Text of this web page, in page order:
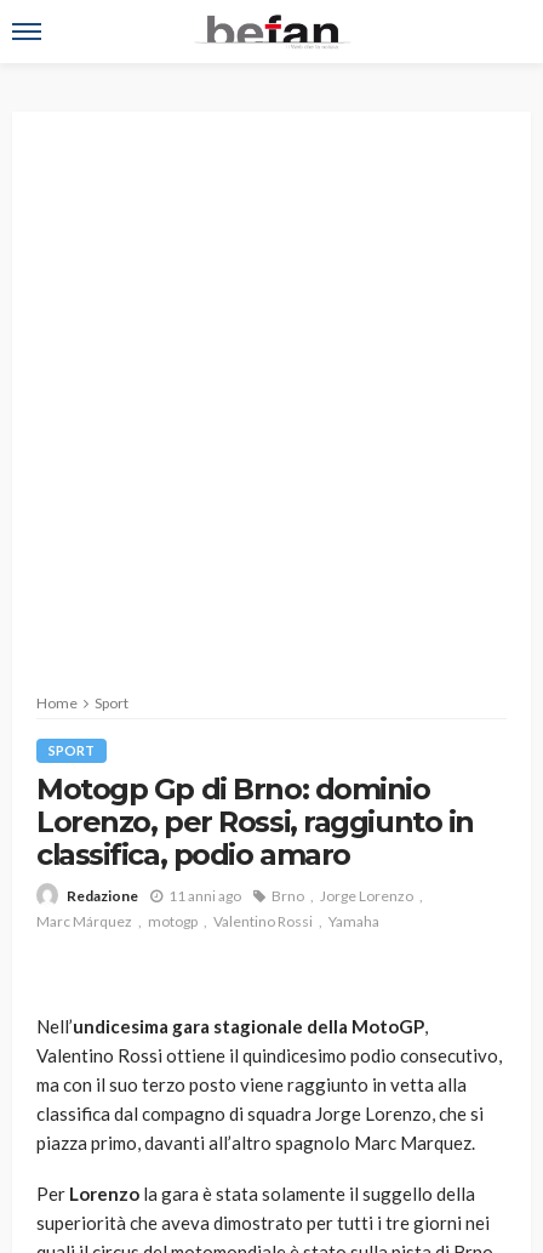
Home Sport
SPORT
Motogp Gp di Brno: dominio
Lorenzo, per Rossi, raggiunto in
classifica, podio amaro
Redazione 11 anni ago Brno
Jorge Lorenzo
Marc Márquez
motogp Valentino Rossi Yamaha
Nell’undicesima gara stagionale della MotoGP,
Valentino Rossi ottiene il quindicesimo podio consecutivo,
ma con il suo terzo posto viene raggiunto in vetta alla
classifica dal compagno di squadra Jorge Lorenzo, che si
piazza primo, davanti all’altro spagnolo Marc Marquez.
Per Lorenzo la gara è stata solamente il suggello della
superiorità che aveva dimostrato per tutti i tre giorni nei